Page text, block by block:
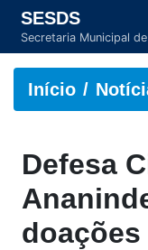
SESDS
Secretaria Municipal
Início
Defesa
doações